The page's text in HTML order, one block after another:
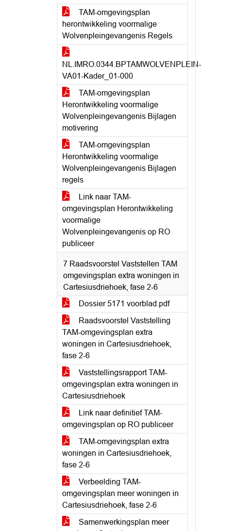
TAM-omgevingsplan
herontwikkeling voormalige
Wolvenpleingevangenis Regels
NL.IMRO.0344.BPTAMWOLVENPLEIN-
VA01-Kader_01-000
TAM-omgevingsplan
Herontwikkeling voormalige
Wolvenpleingevangenis Bijlagen
motivering
TAM-omgevingsplan
Herontwikkeling voormalige
Wolvenpleingevangenis Bijlagen
regels
Link naar TAM-
omgevingsplan Herontwikkeling
voormalige
Wolvenpleingevangenis op RO
publiceer
7 Raadsvoorstel Vaststellen TAM
omgevingsplan extra woningen in
Cartesiusdriehoek, fase 2-6
Dossier 5171 voorblad.pdf
Raadsvoorstel Vaststelling
TAM-omgevingsplan extra
woningen in Cartesiusdriehoek,
fase 2-6
Vaststellingsrapport TAM-
omgevingsplan extra woningen in
Cartesiusdriehoek
Link naar definitief TAM-
omgevingsplan op RO publiceer
TAM-omgevingsplan extra
woningen in Cartesiusdriehoek,
fase 2-6
Verbeelding TAM-
omgevingsplan meer woningen in
Cartesiusdriehoek, fase 2-6
Samenwerkingsplan meer